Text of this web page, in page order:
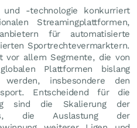
-technologie konkurriert
Streamingplattformen,
für automatisierte
Sportrechtevermarktern.
vor allem Segmente, die von
Plattformen bislang
insbesondere den
Entscheidend für die
sind die Skalierung der
die Auslastung der